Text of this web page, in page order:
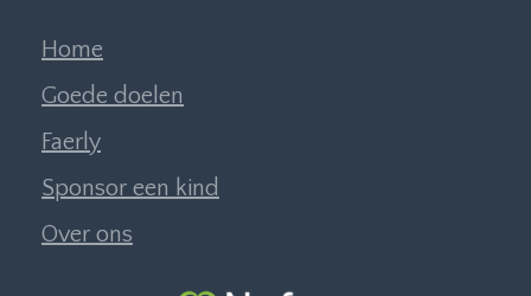
Home
Goede doelen
Faerly
Sponsor een kind
Over ons